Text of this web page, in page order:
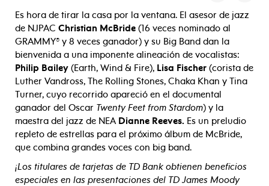
Es hora de tirar la casa por la ventana. El asesor de jazz
de NJPAC Christian McBride (16 veces nominado al
GRAMMY® y 8 veces ganador) y su Big Band dan la
bienvenida a una imponente alineación de vocalistas:
Philip Bailey (Earth, Wind & Fire), Lisa Fischer (corista de
Luther Vandross, The Rolling Stones, Chaka Khan y Tina
Turner, cuyo recorrido apareció en el documental
ganador del Oscar Twenty Feet from Stardom) y la
maestra del jazz de NEA Dianne Reeves. Es un preludio
repleto de estrellas para el próximo álbum de McBride,
que combina grandes voces con big band.
¡Los titulares de tarjetas de TD Bank obtienen beneficios
especiales en las presentaciones del TD James Moody